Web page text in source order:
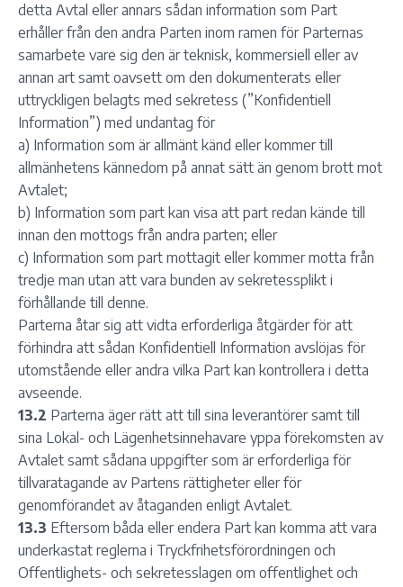
detta Avtal eller annars sådan information som Part
erhåller från den andra Parten inom ramen för Parternas
samarbete vare sig den är teknisk, kommersiell eller av
annan art samt oavsett om den dokumenterats eller
uttryckligen belagts med sekretess (”Konfidentiell
Information”) med undantag för
a) Information som är allmänt känd eller kommer till
allmänhetens kännedom på annat sätt än genom brott mot
Avtalet;
b) Information som part kan visa att part redan kände till
innan den mottogs från andra parten; eller
c) Information som part mottagit eller kommer motta från
tredje man utan att vara bunden av sekretessplikt i
förhållande till denne.
Parterna åtar sig att vidta erforderliga åtgärder för att
förhindra att sådan Konfidentiell Information avslöjas för
utomstående eller andra vilka Part kan kontrollera i detta
avseende.
13.2 Parterna äger rätt att till sina leverantörer samt till
sina Lokal- och Lägenhetsinnehavare yppa förekomsten av
Avtalet samt sådana uppgifter som är erforderliga för
tillvaratagande av Partens rättigheter eller för
genomförandet av åtaganden enligt Avtalet.
13.3 Eftersom båda eller endera Part kan komma att vara
underkastat reglerna i Tryckfrihetsförordningen och
Offentlighets- och sekretesslagen om offentlighet och